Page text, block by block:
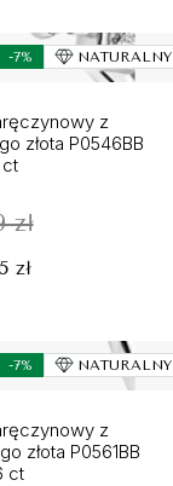
-7% NATURALNY
z
złota P0546BB
ct
zł
zł
-7% NATURALNY
z
złota P0561BB
ct